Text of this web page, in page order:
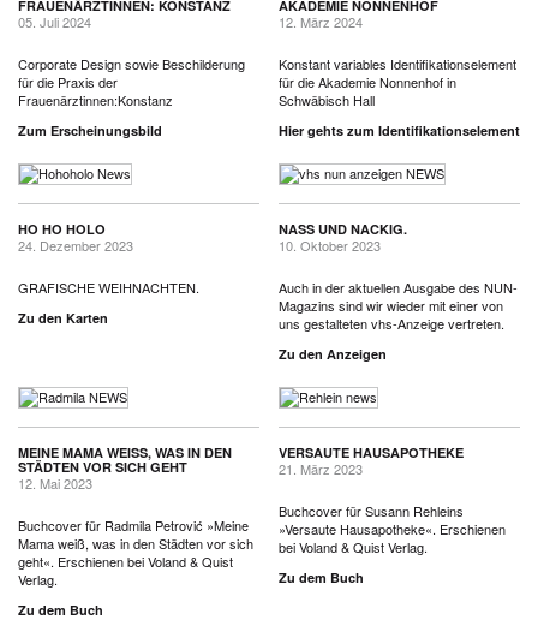
FRAUENÄRZTINNEN: KONSTANZ
05. Juli 2024
Corporate Design sowie Beschilderung
für die Praxis der
Frauenärztinnen:Konstanz
Zum Erscheinungsbild
AKADEMIE NONNENHOF
12. März 2024
Konstant variables Identifikationselement
für die Akademie Nonnenhof in
Schwäbisch Hall
Hier gehts zum Identifikationselement
HO HO HOLO
24. Dezember 2023
GRAFISCHE WEIHNACHTEN.
Zu den Karten
NASS UND NACKIG.
10. Oktober 2023
Auch in der aktuellen Ausgabe des NUN-
Magazins sind wir wieder mit einer von
uns gestalteten vhs-Anzeige vertreten.
Zu den Anzeigen
MEINE MAMA WEISS, WAS IN DEN S
TÄDTEN VOR SICH GEHT
12. Mai 2023
Buchcover für Radmila Petrović »Meine
Mama weiß, was in den Städten vor sich
geht«. Erschienen bei Voland & Quist
Verlag.
Zu dem Buch
VERSAUTE HAUSAPOTHEKE
21. März 2023
Buchcover für Susann Rehleins
»Versaute Hausapotheke«. Erschienen
bei Voland & Quist Verlag.
Zu dem Buch